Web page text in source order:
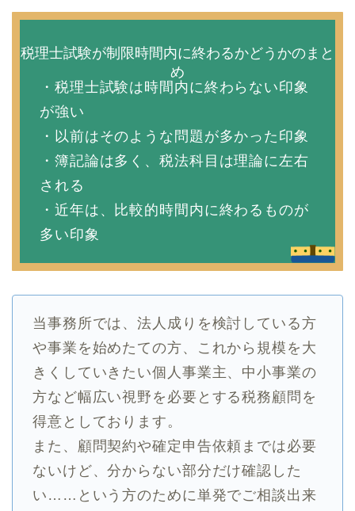
税理士試験が制限時間内に終わるかどうかのまと
め
・税理士試験は時間内に終わらない印象
が強い
・以前はそのような問題が多かった印象
・簿記論は多く、税法科目は理論に左右
される
・近年は、比較的時間内に終わるものが
多い印象
当事務所では、法人成りを検討している方
や事業を始めたての方、これから規模を大
きくしていきたい個人事業主、中小事業の
方など幅広い視野を必要とする税務顧問を
得意としております。
また、顧問契約や確定申告依頼までは必要
ないけど、分からない部分だけ確認した
い……という方のために単発でご相談出来